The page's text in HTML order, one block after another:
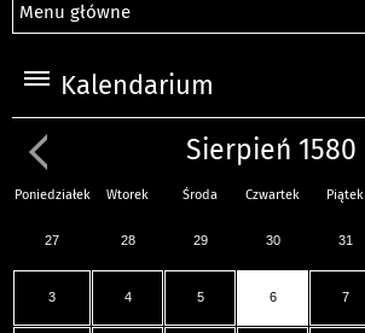
Menu główne
Kalendarium
Sierpień 1580
Poniedziałek Wtorek Środa Czwartek Piątek
27 28 29 30 31
3 4 5 6 7